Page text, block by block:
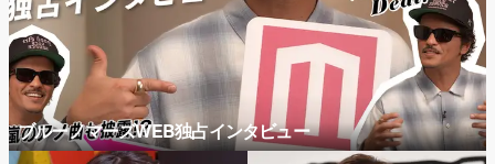
ブルーノマーズWEB独占インタビュー